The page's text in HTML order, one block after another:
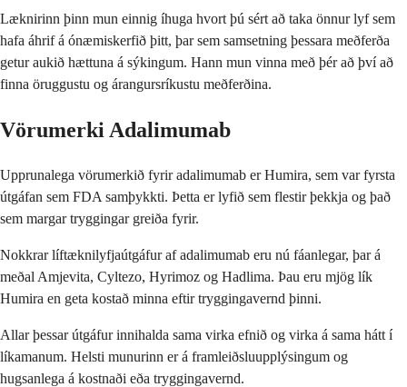
Læknirinn þinn mun einnig íhuga hvort þú sért að taka önnur lyf sem
hafa áhrif á ónæmiskerfið þitt, þar sem samsetning þessara meðferða
getur aukið hættuna á sýkingum. Hann mun vinna með þér að því að
finna öruggustu og árangursríkustu meðferðina.
Vörumerki Adalimumab
Upprunalega vörumerkið fyrir adalimumab er Humira, sem var fyrsta
útgáfan sem FDA samþykkti. Þetta er lyfið sem flestir þekkja og það
sem margar tryggingar greiða fyrir.
Nokkrar líftæknilyfjaútgáfur af adalimumab eru nú fáanlegar, þar á
meðal Amjevita, Cyltezo, Hyrimoz og Hadlima. Þau eru mjög lík
Humira en geta kostað minna eftir tryggingavernd þinni.
Allar þessar útgáfur innihalda sama virka efnið og virka á sama hátt í
líkamanum. Helsti munurinn er á framleiðsluupplýsingum og
hugsanlega á kostnaði eða tryggingavernd.